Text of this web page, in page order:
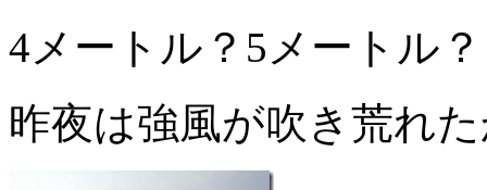
4メートル？5メートル？
昨夜は強風が吹き荒れ